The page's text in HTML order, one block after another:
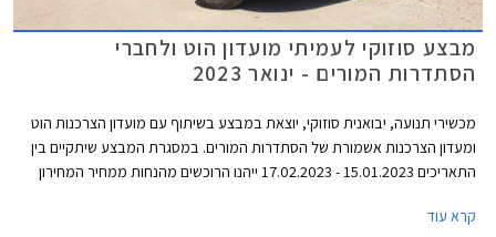
מבצע סוזוקי לעמיתי מועדון הוט ולחברי
הסתדרות המורים - ינואר 2023
מכשירי תנועה, יבואנית סוזוקי, יוצאת במבצע בשיתוף עם מועדון הצרכנות הוט
ומעדון הצרכנות אשמורת של הסתדרות המורים. במסגרת המבצע שיתקיים בין
התאריכים 15.01.2023 - 17.02.2023 ייהנו הרוכשים מהנחות ממחיר המחירון
באמצעות החברת הליסינג כספא מבית מכשירי תנועה, עם אופציה לחבילת
קרא עוד